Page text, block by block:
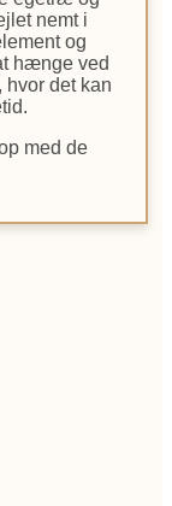
nemt i
og
hænge ved
det kan
med de